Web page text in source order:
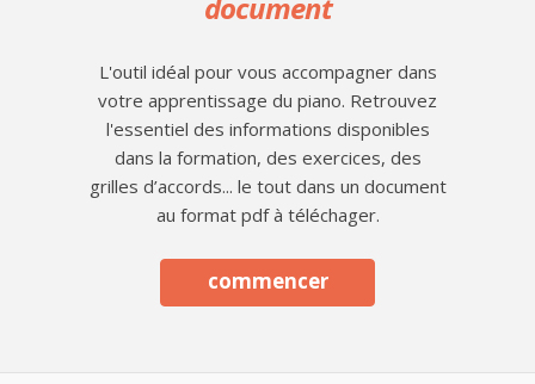
L'outil idéal pour vous accompagner dans
votre apprentissage du piano. Retrouvez
l'essentiel des informations disponibles
dans la formation, des exercices, des
grilles d’accords... le tout dans un document
au format pdf à téléchager.
commencer